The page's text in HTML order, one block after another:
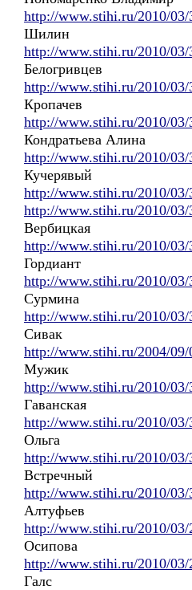
http://www.stihi.ru/2010/03/
Шилин
http://www.stihi.ru/2010/03/
Белогривцев
http://www.stihi.ru/2010/03/
Кропачев
http://www.stihi.ru/2010/03/
Кондратьева Алина
http://www.stihi.ru/2010/03/
Кучерявый
http://www.stihi.ru/2010/03/
http://www.stihi.ru/2010/03/
Вербицкая
http://www.stihi.ru/2010/03/
Гордиант
http://www.stihi.ru/2010/03/
Сурмина
http://www.stihi.ru/2010/03/
Сивак
http://www.stihi.ru/2004/09/
Мужик
http://www.stihi.ru/2010/03/
Гаванская
http://www.stihi.ru/2010/03/
Ольга
http://www.stihi.ru/2010/03/
Встречный
http://www.stihi.ru/2010/03/
Алтуфьев
http://www.stihi.ru/2010/03/
Осипова
http://www.stihi.ru/2010/03/
Галс